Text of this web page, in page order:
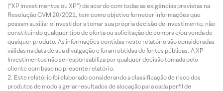
(“XP Investimentos ou XP”) de acordo com todas as exigências previstas na
Resolução CVM 20/2021, tem como objetivo fornecer informações que
possam auxiliar o investidor a tomar sua própria decisão de investimento, não
constituindo qualquer tipo de oferta ou solicitação de compra e/ou venda de
qualquer produto. As informações contidas neste relatório são consideradas
válidas na data de sua divulgação e foram obtidas de fontes públicas. A XP
Investimentos não se responsabiliza por qualquer decisão tomada pelo
cliente com base no presente relatório.
Este relatório foi elaborado considerando a classificação de risco dos
produtos de modo a gerar resultados de alocação para cada perfil de